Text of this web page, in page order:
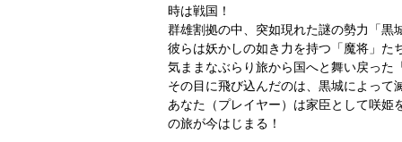
時は戦国！
群雄割拠の中、突如現れた謎の勢力「黒
彼らは妖かしの如き力を持つ「魔将」
気ままなぶらり旅から国へと舞い戻った
その目に飛び込んだのは、黒城によっ
あなた（プレイヤー）は家臣として咲
の旅が今はじまる！